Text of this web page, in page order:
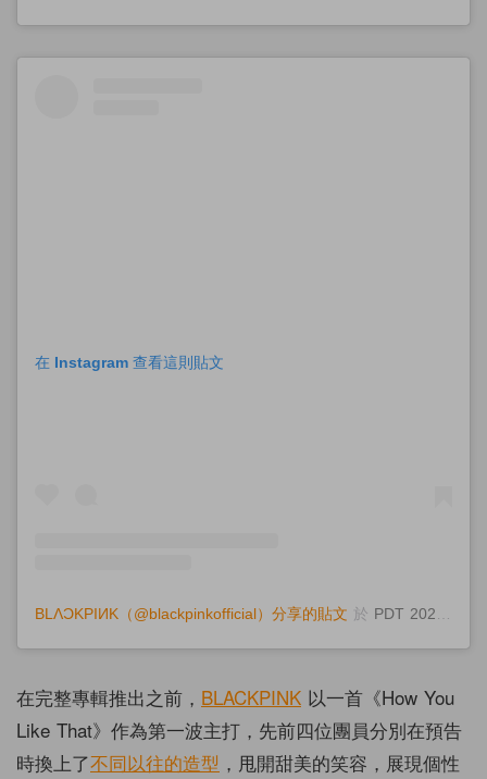
在 Instagram 查看這則貼文
BLΛƆKPIИK（@blackpinkofficial）分享的貼文 於 PDT 2020 年 6月 月 27 日 上午 10:28
在完整專輯推出之前， BLACKPINK 以一首《How You
Like That》作為第一波主打，先前四位團員分別在預告
時換上了不同以往的造型 ，甩開甜美的笑容，展現個性